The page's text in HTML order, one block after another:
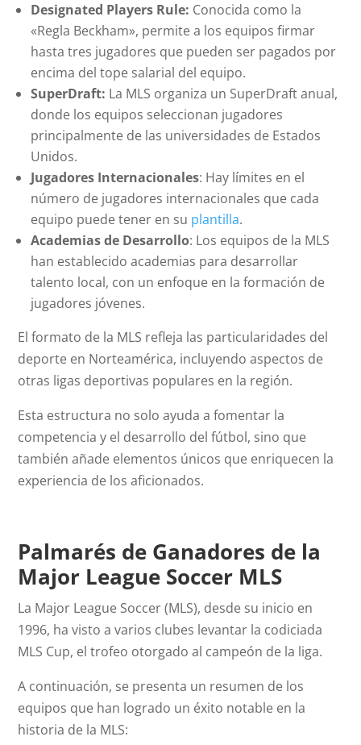
Designated Players Rule: Conocida como la
«Regla Beckham», permite a los equipos firmar
hasta tres jugadores que pueden ser pagados por
encima del tope salarial del equipo.
SuperDraft: La MLS organiza un SuperDraft anual,
donde los equipos seleccionan jugadores
principalmente de las universidades de Estados
Unidos.
Jugadores Internacionales: Hay límites en el
número de jugadores internacionales que cada
equipo puede tener en su plantilla.
Academias de Desarrollo: Los equipos de la MLS
han establecido academias para desarrollar
talento local, con un enfoque en la formación de
jugadores jóvenes.
El formato de la MLS refleja las particularidades del
deporte en Norteamérica, incluyendo aspectos de
otras ligas deportivas populares en la región.
Esta estructura no solo ayuda a fomentar la
competencia y el desarrollo del fútbol, sino que
también añade elementos únicos que enriquecen la
experiencia de los aficionados.
Palmarés de Ganadores de la
Major League Soccer MLS
La Major League Soccer (MLS), desde su inicio en
1996, ha visto a varios clubes levantar la codiciada
MLS Cup, el trofeo otorgado al campeón de la liga.
A continuación, se presenta un resumen de los
equipos que han logrado un éxito notable en la
historia de la MLS: